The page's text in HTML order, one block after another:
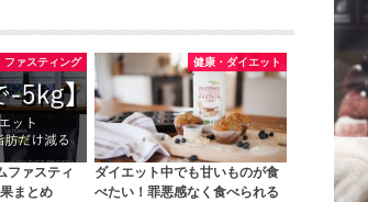
ファスティング
ファスティ
まとめ
健康・ダイエット
ダイエット中でも甘いものが食
べたい！罪悪感なく食べられる